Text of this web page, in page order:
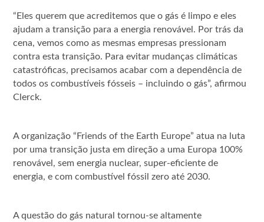
“Eles querem que acreditemos que o gás é limpo e eles
ajudam a transição para a energia renovável. Por trás da
cena, vemos como as mesmas empresas pressionam
contra esta transição. Para evitar mudanças climáticas
catastróficas, precisamos acabar com a dependência de
todos os combustíveis fósseis – incluindo o gás”, afirmou
Clerck.
A organização “Friends of the Earth Europe” atua na luta
por uma transição justa em direção a uma Europa 100%
renovável, sem energia nuclear, super-eficiente de
energia, e com combustível fóssil zero até 2030.
A questão do gás natural tornou-se altamente